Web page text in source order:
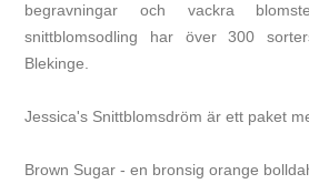
begravningar och vackra
snittblomsodling har över 300
Blekinge.
Jessica's Snittblomsdröm är ett paket
Brown Sugar - en bronsig orange